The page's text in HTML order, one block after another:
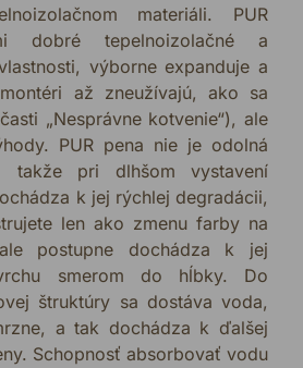
materiáli. PUR
dobré tepelnoizolačné a
výborne expanduje a
až zneužívajú, ako sa
„Nesprávne kotvenie“), ale
PUR pena nie je odolná
takže pri dlhšom vystavení
k jej rýchlej degradácii,
len ako zmenu farby na
postupne dochádza k jej
smerom do hĺbky. Do
štruktúry sa dostáva voda,
a tak dochádza k ďalšej
Schopnosť absorbovať vodu